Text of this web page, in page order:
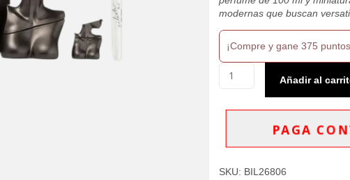
modernas que buscan
¡Compre y gane 375
Billie
N°
Eau
Añadir al
PAGA
SKU: BIL26806